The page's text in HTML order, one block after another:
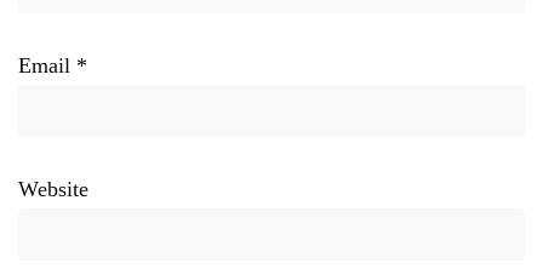
Email *
Website